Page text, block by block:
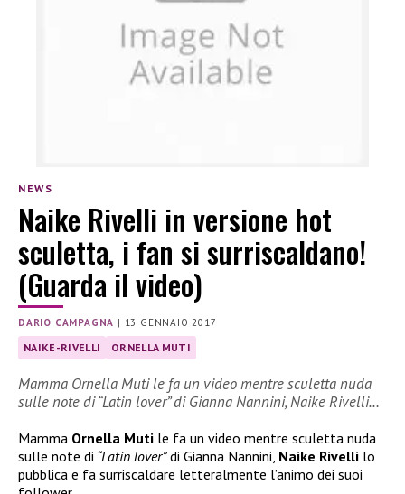
NEWS
Naike Rivelli in versione hot
sculetta, i fan si surriscaldano!
(Guarda il video)
DARIO CAMPAGNA | 13 GENNAIO 2017
NAIKE-RIVELLI ORNELLA MUTI
Mamma Ornella Muti le fa un video mentre sculetta nuda
sulle note di “Latin lover” di Gianna Nannini, Naike Rivelli…
Mamma Ornella Muti le fa un video mentre sculetta nuda
sulle note di “Latin lover”di Gianna Nannini, Naike Rivelli lo
pubblica e fa surriscaldare letteralmente l’animo dei suoi